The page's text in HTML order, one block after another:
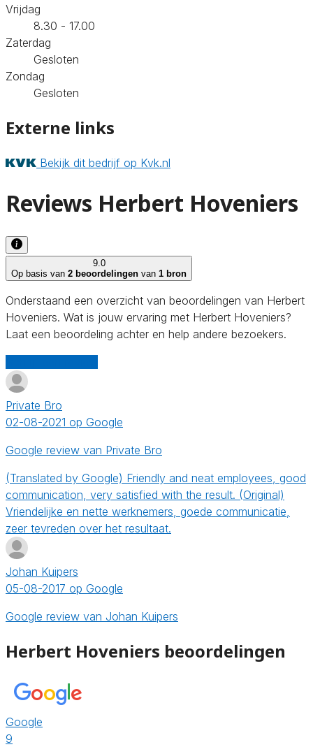
Vrijdag
8.30 - 17.00
Zaterdag
Gesloten
Zondag
Gesloten
Externe links
Bekijk dit bedrijf op Kvk.nl
Reviews Herbert Hoveniers
9.0
Op basis van 2 beoordelingen van 1 bron
Onderstaand een overzicht van beoordelingen van Herbert
Hoveniers. Wat is jouw ervaring met Herbert Hoveniers?
Laat een beoordeling achter en help andere bezoekers.
Private Bro
02-08-2021 op Google
Google review van Private Bro
(Translated by Google) Friendly and neat employees, good
communication, very satisfied with the result. (Original)
Vriendelijke en nette werknemers, goede communicatie,
zeer tevreden over het resultaat.
Johan Kuipers
05-08-2017 op Google
Google review van Johan Kuipers
Herbert Hoveniers beoordelingen
Google
9